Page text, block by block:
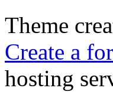
Theme
Create a
hosting